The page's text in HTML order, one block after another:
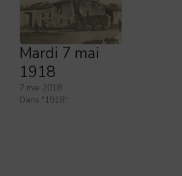
Mardi 7 mai
1918
7 mai 2018
Dans "1918"